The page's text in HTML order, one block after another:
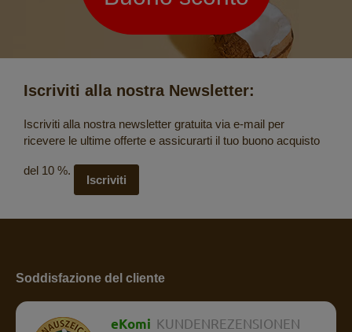
Iscriviti alla nostra Newsletter:
Iscriviti alla nostra newsletter gratuita via e-mail per
ricevere le ultime offerte e assicurarti il tuo buono acquisto
del 10 %.
Iscriviti
Soddisfazione del cliente
eKomi KUNDENREZENSIONEN